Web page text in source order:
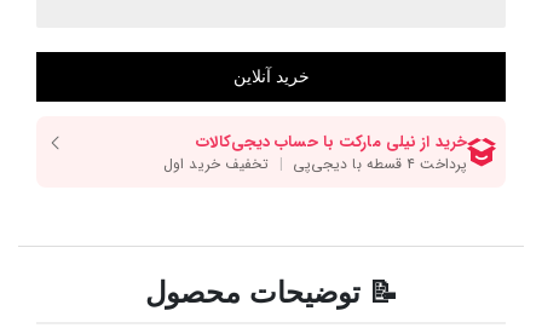
📝 توضیحات محصول